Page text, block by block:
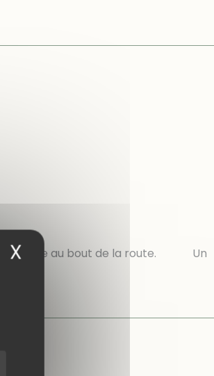
X Masquer le
à gauche au bout de la route. Un